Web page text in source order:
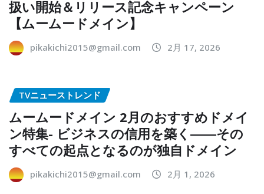
扱い開始＆リリース記念キャンペーン
【ムームードメイン】
pikakichi2015@gmail.com 2月 17, 2026
TVニューストレンド
ムームードメイン 2月のおすすめドメイ
ン特集- ビジネスの信用を築く――その
すべての起点となるのが独自ドメイン
pikakichi2015@gmail.com 2月 1, 2026